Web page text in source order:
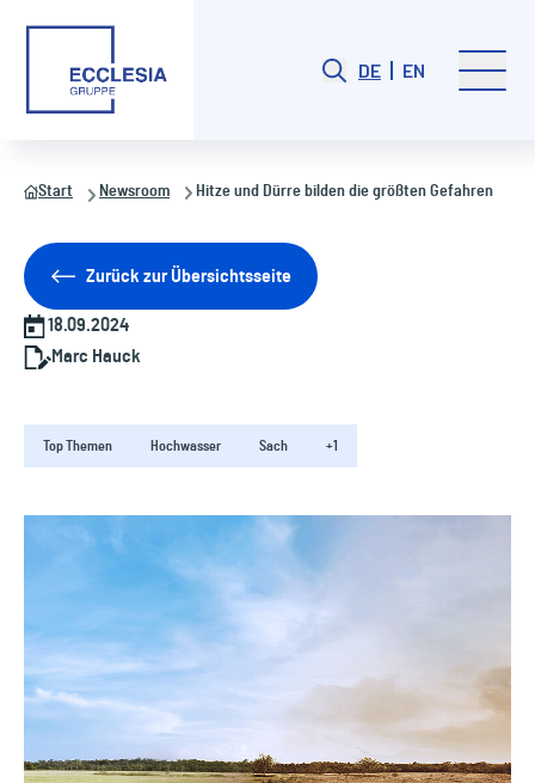
DE EN
Start Newsroom Hitze und Dürre bilden die größten Gefahren
Zurück zur Übersichtsseite
18.09.2024
Marc Hauck
Top Themen Hochwasser Sach +1